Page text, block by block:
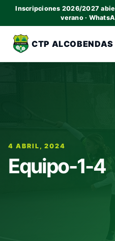
Inscripciones 2026/2027
verano ·
CTP ALCOBENDAS
4 ABRIL, 2024
Equipo-1-4